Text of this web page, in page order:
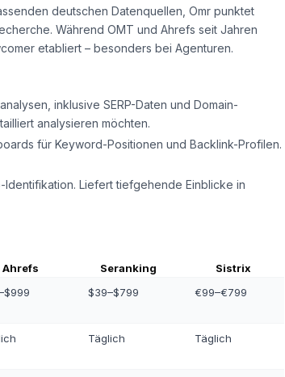
deutschen Datenquellen, Omr punktet
Während OMT und Ahrefs seit Jahren
etabliert – besonders bei Agenturen.
inklusive SERP-Daten und Domain-
analysieren möchten.
für Keyword-Positionen und Backlink-Profilen.
Liefert tiefgehende Einblicke in
Ahrefs Seranking
Sistrix
$39–$799 €99–€799
Täglich Täglich